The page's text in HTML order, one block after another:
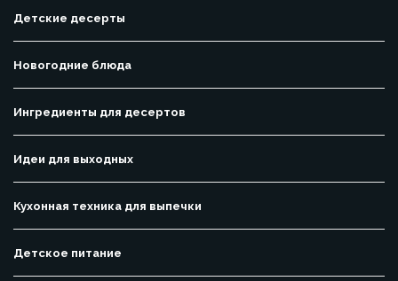
Детские десерты
Новогодние блюда
Ингредиенты для десертов
Идеи для выходных
Кухонная техника для выпечки
Детское питание